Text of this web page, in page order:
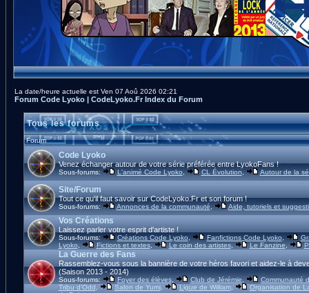
La date/heure actuelle est Ven 07 Aoû 2026 02:21
Forum Code Lyoko | CodeLyoko.Fr Index du Forum
Tous les forums
Forum
Code Lyoko
Venez échanger autour de votre série préférée entre LyokoFans !
Sous-forums: L'animé Code Lyoko, CL Évolution Autour de la
Site/Forum
Tout ce qu'il faut savoir sur CodeLyoko.Fr et son forum !
Sous-forums: Annonces de la communauté, Aide, tutoriels et
Vos Créations
Laissez parler votre esprit d'artiste !
Sous-forums: Créations Code Lyoko, Fanfictions Code Lyoko,
Lyoko, Fictions et textes, Le coin des artistes, Le Fanzine
La Guerre des Fans
Rassemblez-vous sous la bannière de votre héros favori et aidez-le à
(Saison 2013 - 2014)
Sous-forums: Foyer des élèves, Club de Jérémie
Communauté
Tribu d'Odd
Salon de Yumi, Ligue de William,
Organisation de